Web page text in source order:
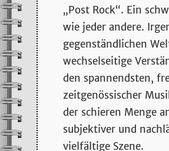
und
mehr…
„Post Rock“. Ein
wie jeder andere.
gegenständlichen
wechselseitige
den spannendsten,
zeitgenössischer
der schieren Menge
subjektiver und
vielfältige Szene.